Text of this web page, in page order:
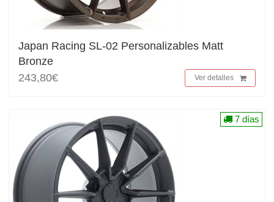
Japan Racing SL-02 Personalizables Matt
Bronze
243,80€
Ver detalles
7 días